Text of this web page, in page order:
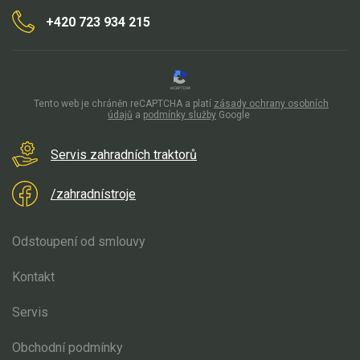
Náhradní díly pro motorové pily
Zahradní traktory
Řetězové pily
Náhradní díly pro křovinořezy
Náhradní díly pro sekačky
Náhradní díly Honda
Náhradní díly VARI DS
+420 723 934 215
Servis zahradních traktorů
/zahradnístroje
Odstoupení od smlouvy
Kontakt
Servis
Obchodní podmínky
Tento web je chráněn reCAPTCHA a platí zásady ochrany osobních
údajů a podmínky služby Google